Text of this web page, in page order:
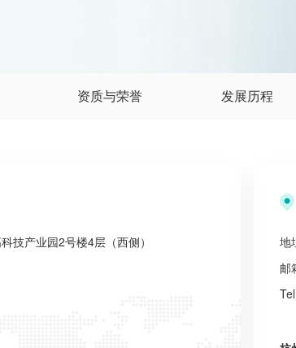
资质与荣誉 发展历程
技产业园2号楼4层（西侧）
地
邮